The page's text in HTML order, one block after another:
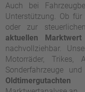
Auch bei
Unterstützung. Ob
oder zur
aktuellen Marktwert
nachvollziehbar.
Motorräder, Trikes,
Sonderfahrzeuge
Oldtimergutachten